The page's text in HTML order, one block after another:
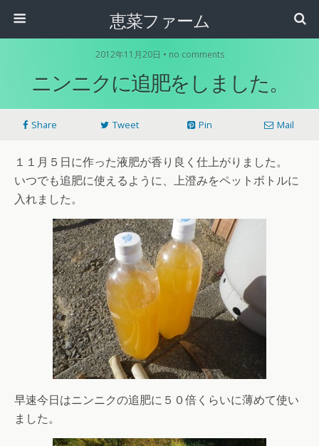
恵菜ファーム
2012年11月20日 • no comments
ニンニクに追肥をしました。
Share Tweet Pin Mail
１１月５日に作った液肥が香り良く仕上がりました。
いつでも追肥に使えるように、上澄みをペットボトルに
入れました。
早速今日はニンニクの追肥に５０倍くらいに薄めて使い
ました。